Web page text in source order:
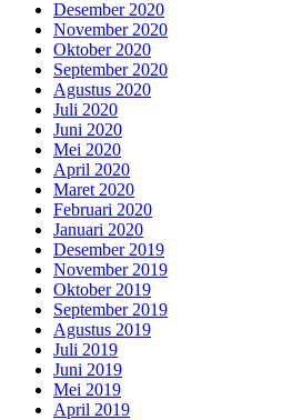
Desember 2020
November 2020
Oktober 2020
September 2020
Agustus 2020
Juli 2020
Juni 2020
Mei 2020
April 2020
Maret 2020
Februari 2020
Januari 2020
Desember 2019
November 2019
Oktober 2019
September 2019
Agustus 2019
Juli 2019
Juni 2019
Mei 2019
April 2019